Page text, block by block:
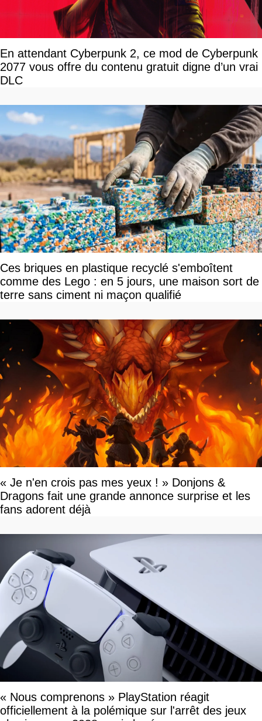
En attendant Cyberpunk 2, ce mod de Cyberpunk
2077 vous offre du contenu gratuit digne d’un vrai
DLC
Ces briques en plastique recyclé s'emboîtent
comme des Lego : en 5 jours, une maison sort de
terre sans ciment ni maçon qualifié
« Je n'en crois pas mes yeux ! » Donjons &
Dragons fait une grande annonce surprise et les
fans adorent déjà
« Nous comprenons » PlayStation réagit
officiellement à la polémique sur l'arrêt des jeux